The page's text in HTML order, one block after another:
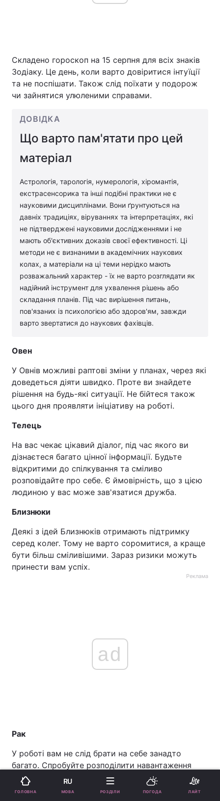
Складено гороскоп на 15 серпня для всіх знаків
Зодіаку. Це день, коли варто довіритися інтуїції
та не поспішати. Також слід поїхати у подорож
чи зайнятися улюленими справами.
ДОВІДКА
Що варто пам'ятати про цей
матеріал
Астрологія, тарологія, нумерологія, хіромантія,
екстрасенсорика та інші подібні практики не є
науковими дисциплінами. Вони ґрунтуються на
давніх традиціях, віруваннях та інтерпретаціях, які
не підтверджені науковими дослідженнями і не
мають об'єктивних доказів своєї ефективності. Ці
методи не є визнаними в академічних наукових
колах, а матеріали на ці теми нерідко мають
розважальний характер - їх не варто розглядати як
надійний інструмент для ухвалення рішень або
складання планів. Під час вирішення питань,
пов'язаних із психологією або здоров'ям, завжди
варто звертатися до наукових фахівців.
Овен
У Овнів можливі раптові зміни у планах, через які
доведеться діяти швидко. Проте ви знайдете
рішення на будь-які ситуації. Не бійтеся також
цього дня проявляти ініціативу на роботі.
Телець
На вас чекає цікавий діалог, під час якого ви
дізнаєтеся багато цінної інформації. Будьте
відкритими до спілкування та сміливо
розповідайте про себе. Є ймовірність, що з цією
людиною у вас може зав'язатися дружба.
Близнюки
Деякі з ідей Близнюків отримають підтримку
серед колег. Тому не варто соромитися, а краще
бути більш сміливішими. Зараз ризики можуть
принести вам успіх.
Реклама
ad
Рак
У роботі вам не слід брати на себе занадто
багато. Спробуйте розподілити навантаження
рівномірно, а за можливістю делегувати частину
справ. Таким чином ви зможете більше
ГОЛОВНА
RU
МОВА РОЗДІЛИ ПОГОДА ЛАЙТ